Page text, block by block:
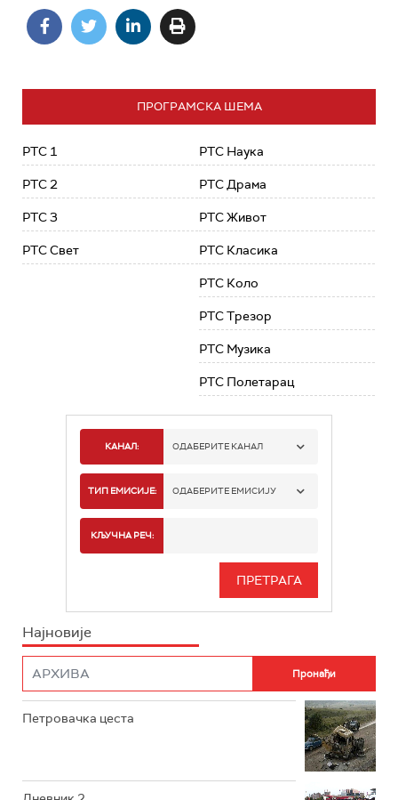
ПРОГРАМСКА ШЕМА
РТС 1
РТС 2
РТС 3
РТС Свет
РТС Наука
РТС Драма
РТС Живот
РТС Класика
РТС Коло
РТС Трезор
РТС Музика
РТС Полетарац
КАНАЛ: ОДАБЕРИТЕ КАНАЛ
РТС 1
РТС 3
ТИП ЕМИСИЈЕ: ОДАБЕРИТЕ ЕМИСИЈУ
ИНФО
КЉУЧНА РЕЧ:
Најновије
Петровачка цеста